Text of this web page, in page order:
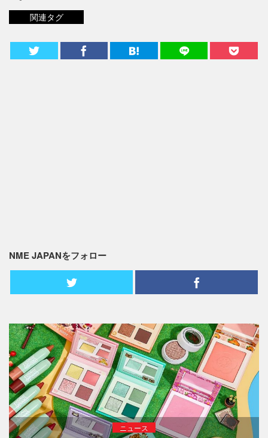
関連タグ
NME JAPANをフォロー
ニュース